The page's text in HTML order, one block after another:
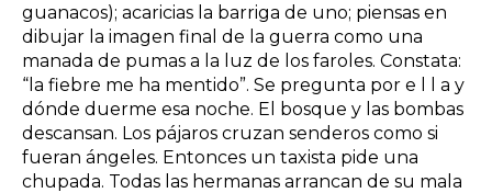
guanacos); acaricias la barriga de uno; piensas en
dibujar la imagen final de la guerra como una
manada de pumas a la luz de los faroles. Constata:
“la fiebre me ha mentido”. Se pregunta por e l l a y
dónde duerme esa noche. El bosque y las bombas
descansan. Los pájaros cruzan senderos como si
fueran ángeles. Entonces un taxista pide una
chupada. Todas las hermanas arrancan de su mala